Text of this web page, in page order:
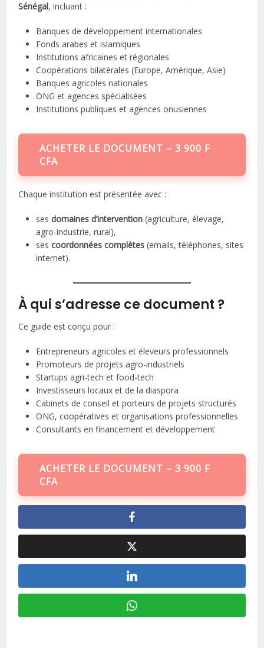
Sénégal, incluant :
Banques de développement internationales
Fonds arabes et islamiques
Institutions africaines et régionales
Coopérations bilatérales (Europe, Amérique, Asie)
Banques agricoles nationales
ONG et agences spécialisées
Institutions publiques et agences onusiennes
ACHETER LE DOCUMENT – 3 900 F
CFA
Chaque institution est présentée avec :
sesdomaines d’intervention (agriculture, élevage,
agro-industrie, rural),
sescoordonnées complètes (emails, téléphones, sites
internet).
À qui s’adresse ce document ?
Ce guide est conçu pour :
Entrepreneurs agricoles et éleveurs professionnels
Promoteurs de projets agro-industriels
Startups agri-tech et food-tech
Investisseurs locaux et de la diaspora
Cabinets de conseil et porteurs de projets structurés
ONG, coopératives et organisations professionnelles
Consultants en financement et développement
ACHETER LE DOCUMENT – 3 900 F
CFA